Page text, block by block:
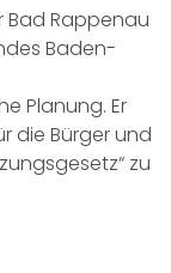
Bad Rappenau
Baden-
Planung. Er
die Bürger und
zu